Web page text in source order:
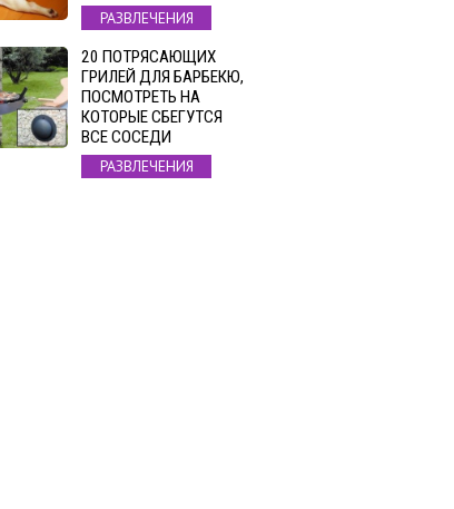
РАЗВЛЕЧЕНИЯ
20 ПОТРЯСАЮЩИХ
ГРИЛЕЙ ДЛЯ БАРБЕКЮ,
ПОСМОТРЕТЬ НА
КОТОРЫЕ СБЕГУТСЯ
ВСЕ СОСЕДИ
РАЗВЛЕЧЕНИЯ